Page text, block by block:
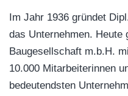
Im Jahr 1936 gründet
das Unternehmen. Heute
Baugesellschaft m.b.H.
10.000 Mitarbeiterinnen
bedeutendsten